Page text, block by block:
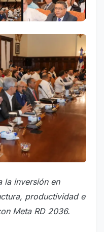
la inversión en
productividad e
Meta RD 2036.